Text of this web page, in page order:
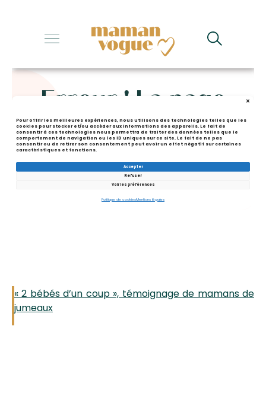
« 2 bébés d’un coup », témoignage de mamans de
jumeaux